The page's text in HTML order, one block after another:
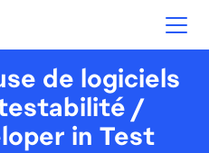
de logiciels
/
in Test